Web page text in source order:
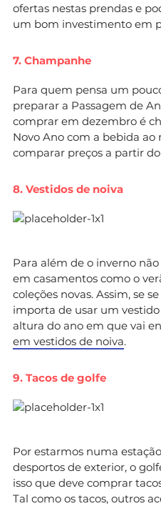
ofertas nestas prendas e
um bom investimento em
7. Champanhe
Para quem pensa um
preparar a Passagem de
comprar em dezembro é
Novo Ano com a bebida ao
comparar preços a partir
8. Vestidos de noiva
Para além de o inverno
em casamentos como o
coleções novas. Assim, se
importa de usar um vestido
altura do ano em que vai
em vestidos de noiva.
9. Tacos de golfe
Por estarmos numa
desportos de exterior, o
isso que deve comprar
Tal como os tacos, outros